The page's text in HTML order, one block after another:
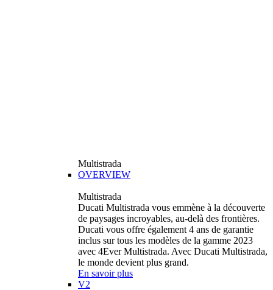
Multistrada
OVERVIEW
Multistrada
Ducati Multistrada vous emmène à la découverte
de paysages incroyables, au-delà des frontières.
Ducati vous offre également 4 ans de garantie
inclus sur tous les modèles de la gamme 2023
avec 4Ever Multistrada. Avec Ducati Multistrada,
le monde devient plus grand.
En savoir plus
V2